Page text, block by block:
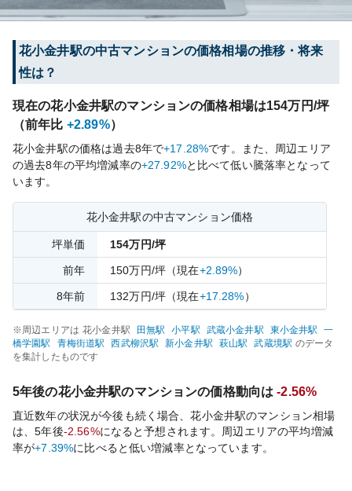
花小金井駅の中古マンションの価格相場の推移・将来
性は？
現在の花小金井駅のマンションの価格相場は154万円/坪
（前年比 +2.89%）
花小金井駅の価格は過去8年で+17.28%です。
また、周辺エリア
の過去8年の平均増減率の+27.92%と比べて低い騰落率となって
います。
花小金井駅の中古マンション価格
坪単価 154万円/坪
前年 150万円/坪 （現在+2.89%）
8年前 132万円/坪 （現在+17.28%）
※周辺エリアは 花小金井駅 田無駅 小平駅 武蔵小金井駅 東小金井駅
一
橋学園駅 青梅街道駅 西武柳沢駅 新小金井駅 萩山駅 武蔵境駅 のデータ
を集計したものです
5年後の花小金井駅のマンションの価格動向は -2.56%
直近数年の状況が今後も続く場合、花小金井駅のマンション相場
は、5年後-2.56%になると予想されます。周辺エリアの平均増減
率が+7.39%に比べると低い増減率となっています。